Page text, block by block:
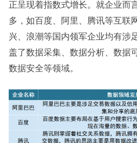
正呈现着指数式增长。就企业而
多，如百度、阿里、腾讯等互联
兴、浪潮等国内领军企业均有涉
盖了数据采集、数据分析、数据
数据安全等领域。